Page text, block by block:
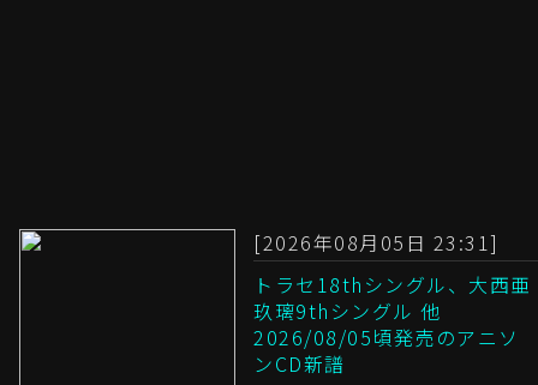
[2026年08月05日 23:31]
トラセ18thシングル、大西亜
玖璃9thシングル 他
2026/08/05頃発売のアニソ
ンCD新譜